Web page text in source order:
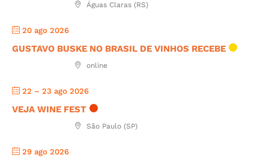
Águas Claras (RS)
20 ago 2026
GUSTAVO BUSKE NO BRASIL DE VINHOS RECEBE
online
22 – 23 ago 2026
VEJA WINE FEST
São Paulo (SP)
29 ago 2026